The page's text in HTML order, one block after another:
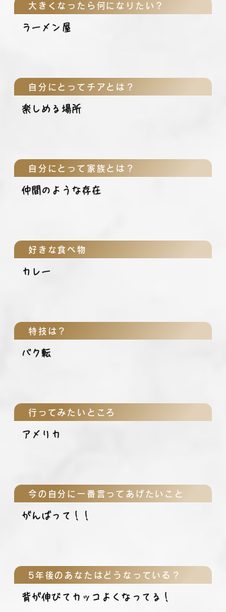
大きくなったら何になりたい？
ラーメン屋
自分にとってチアとは？
楽しめる場所
自分にとって家族とは？
仲間のような存在
好きな食べ物
カレー
特技は？
バク転
行ってみたいところ
アメリカ
今の自分に一番言ってあげたいこと
がんばって！！
5年後のあなたはどうなっている？
背が伸びてカッコよくなってる！